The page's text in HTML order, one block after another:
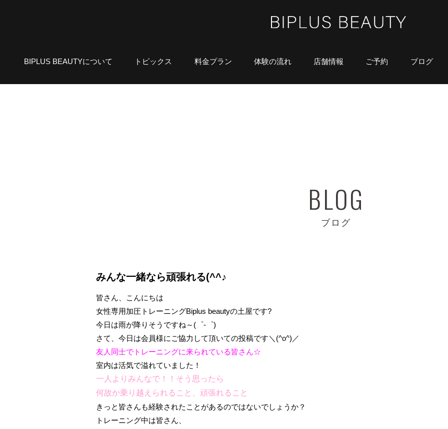
BIPLUS BEAUTYについて トピックス 料金プラン 体験の流れ 店舗情報 ご予約 ブログ
ブログ
みんな一緒なら頑張れる(^^♪
皆さん、こんにちは
女性専用加圧トレーニングBiplus beautyの土屋です?
今日は雨が降りそうですね～(゜-゜)
さて、今日は会員様にご協力して頂いての投稿です＼(^o^)／
友人同士でトレーニングに来られている皆さん☆
室内は活気で溢れていました！
一人よりみんなで！！そう思ったら
何故か乗り越えられること、頑張れること
きっと皆さんも経験されたことがあるのではないでしょうか？
トレーニング中は皆さん、